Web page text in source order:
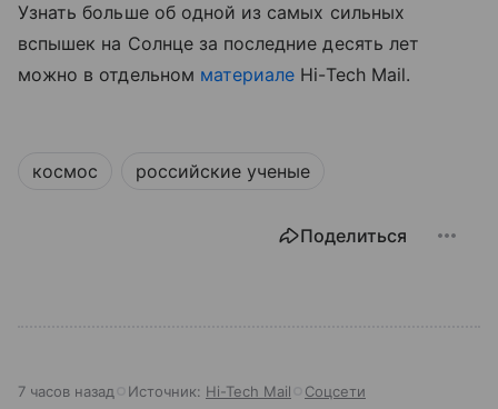
Узнать больше об одной из самых сильных
вспышек на Солнце за последние десять лет
можно в отдельном материале Hi-Tech Mail.
космос российские ученые
Поделиться
7 часов назад Источник: Hi-Tech Mail Соцсети